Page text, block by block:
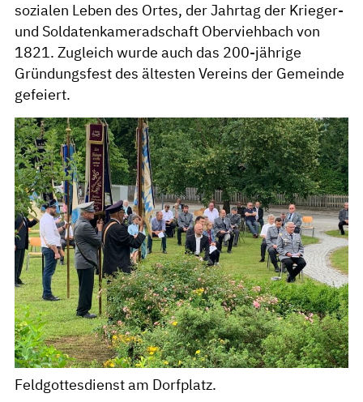
sozialen Leben des Ortes, der Jahrtag der Krieger-
und Soldatenkameradschaft Oberviehbach von
1821. Zugleich wurde auch das 200-jährige
Gründungsfest des ältesten Vereins der Gemeinde
gefeiert.
Feldgottesdienst am Dorfplatz.